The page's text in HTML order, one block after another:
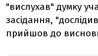
"вислухав" думку
засідання, "дослідив
прийшов до